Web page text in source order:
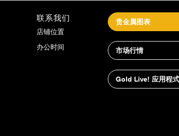
联系我们
店铺位置
办公时间
贵金属图表
市场行情
Gold Live! 应用程式